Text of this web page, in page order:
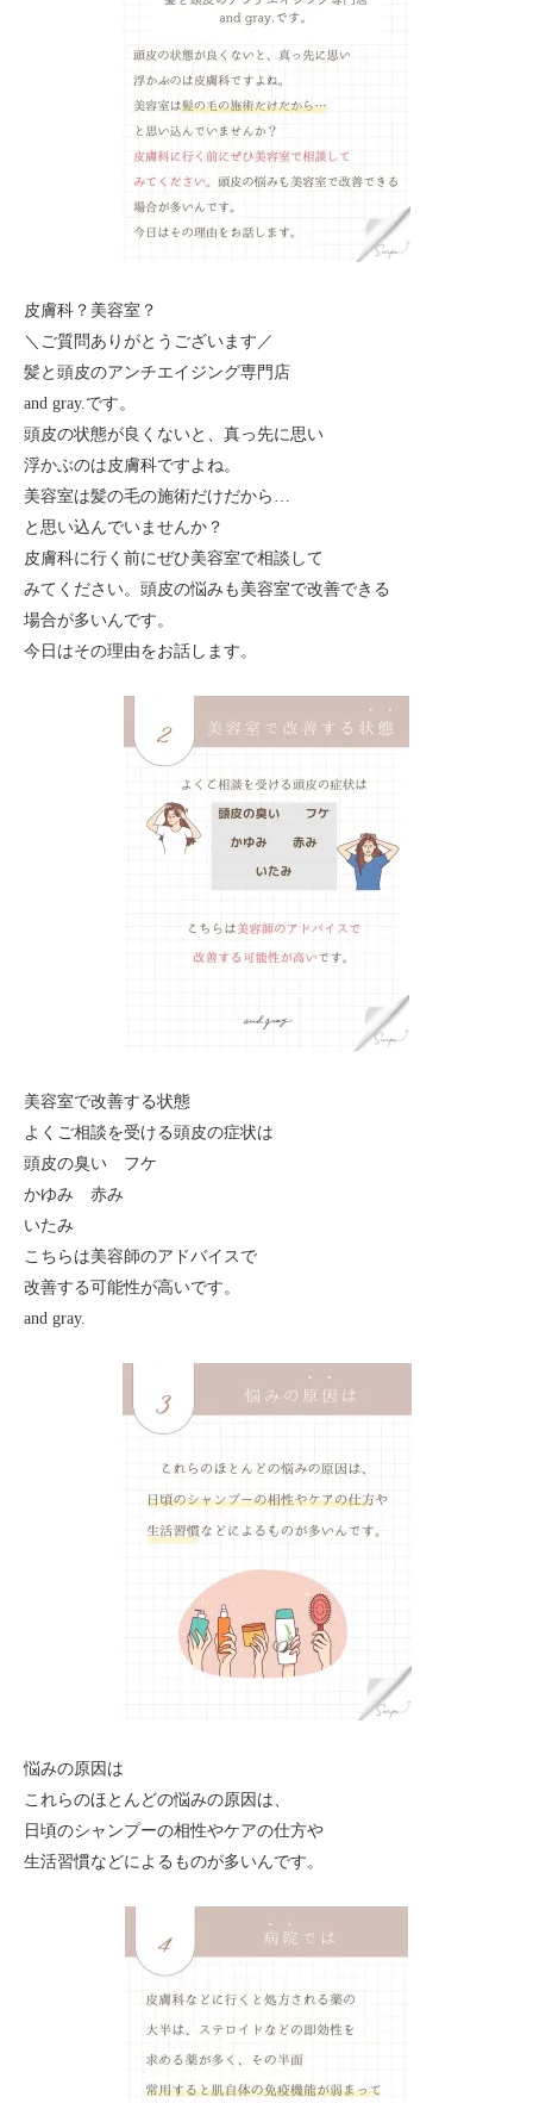
皮膚科？美容室？
＼ご質問ありがとうございます／
髪と頭皮のアンチエイジング専門店
and gray.です。
頭皮の状態が良くないと、真っ先に思い
浮かぶのは皮膚科ですよね。
美容室は髪の毛の施術だけだから…
と思い込んでいませんか？
皮膚科に行く前にぜひ美容室で相談して
みてください。頭皮の悩みも美容室で改善できる
場合が多いんです。
今日はその理由をお話します。
美容室で改善する状態
よくご相談を受ける頭皮の症状は
頭皮の臭い フケ
かゆみ 赤み
いたみ
こちらは美容師のアドバイスで
改善する可能性が高いです。
and gray.
悩みの原因は
これらのほとんどの悩みの原因は、
日頃のシャンプーの相性やケアの仕方や
生活習慣などによるものが多いんです。